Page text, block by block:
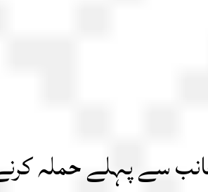
سے پہلے حملہ